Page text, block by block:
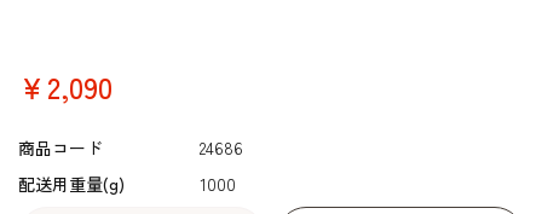
￥2,090
商品コード
24686
配送用重量(g)
1000